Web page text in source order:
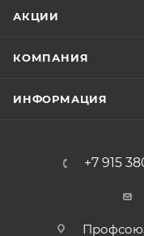
АКЦИИ
КОМПАНИЯ
ИНФОРМАЦИЯ
+7 915